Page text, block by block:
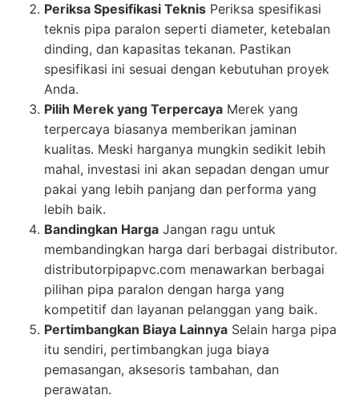
Periksa Spesifikasi Teknis Periksa spesifikasi
teknis pipa paralon seperti diameter, ketebalan
dinding, dan kapasitas tekanan. Pastikan
spesifikasi ini sesuai dengan kebutuhan proyek
Anda.
Pilih Merek yang Terpercaya Merek yang
terpercaya biasanya memberikan jaminan
kualitas. Meski harganya mungkin sedikit lebih
mahal, investasi ini akan sepadan dengan umur
pakai yang lebih panjang dan performa yang
lebih baik.
Bandingkan Harga Jangan ragu untuk
membandingkan harga dari berbagai distributor.
distributorpipapvc.com menawarkan berbagai
pilihan pipa paralon dengan harga yang
kompetitif dan layanan pelanggan yang baik.
Pertimbangkan Biaya Lainnya Selain harga pipa
itu sendiri, pertimbangkan juga biaya
pemasangan, aksesoris tambahan, dan
perawatan.